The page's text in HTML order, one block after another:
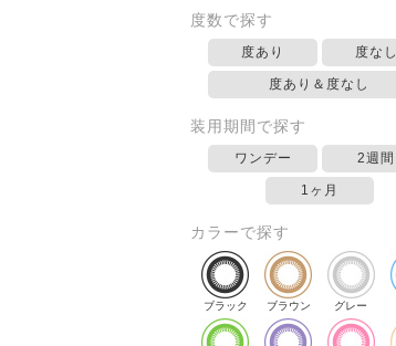
度数で探す
度あり 度なし
度あり＆度なし
装用期間で探す
ワンデー 2週間
1ヶ月
カラーで探す
ブラック ブラウン グレー